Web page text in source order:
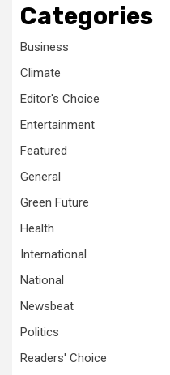
Categories
Business
Climate
Editor's Choice
Entertainment
Featured
General
Green Future
Health
International
National
Newsbeat
Politics
Readers' Choice